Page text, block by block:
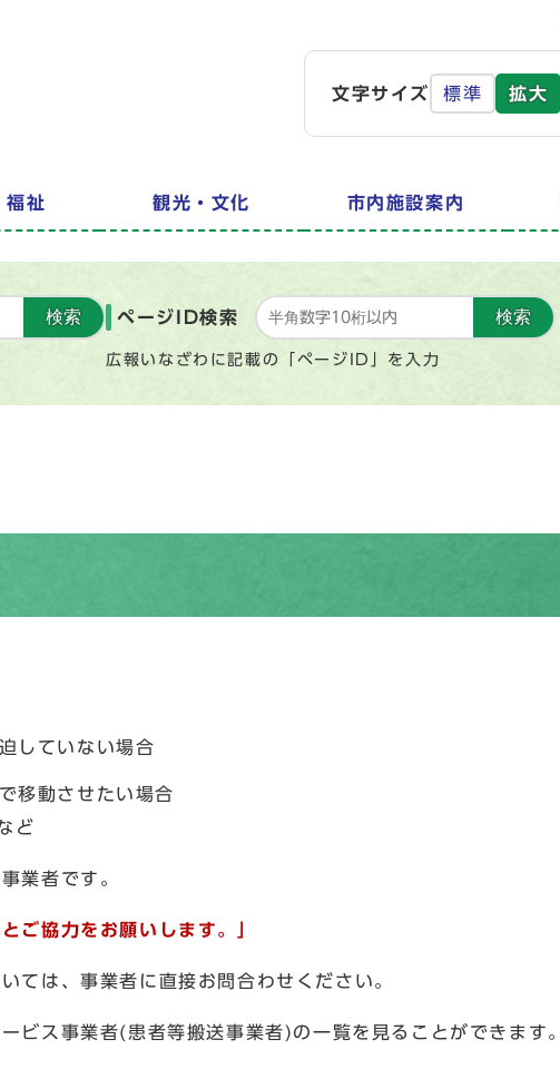
文字サイズ 標準 拡大
福祉 観光・文化 市内施設案内
検索 ページID検索
広報いなざわに記載の「ページID」を入力
検索
していない場合
移動させたい場合
ど
業者です。
ご協力をお願いします。」
ては、事業者に直接お問合わせください。
ビス事業者(患者等搬送事業者)の一覧を見ることができます。